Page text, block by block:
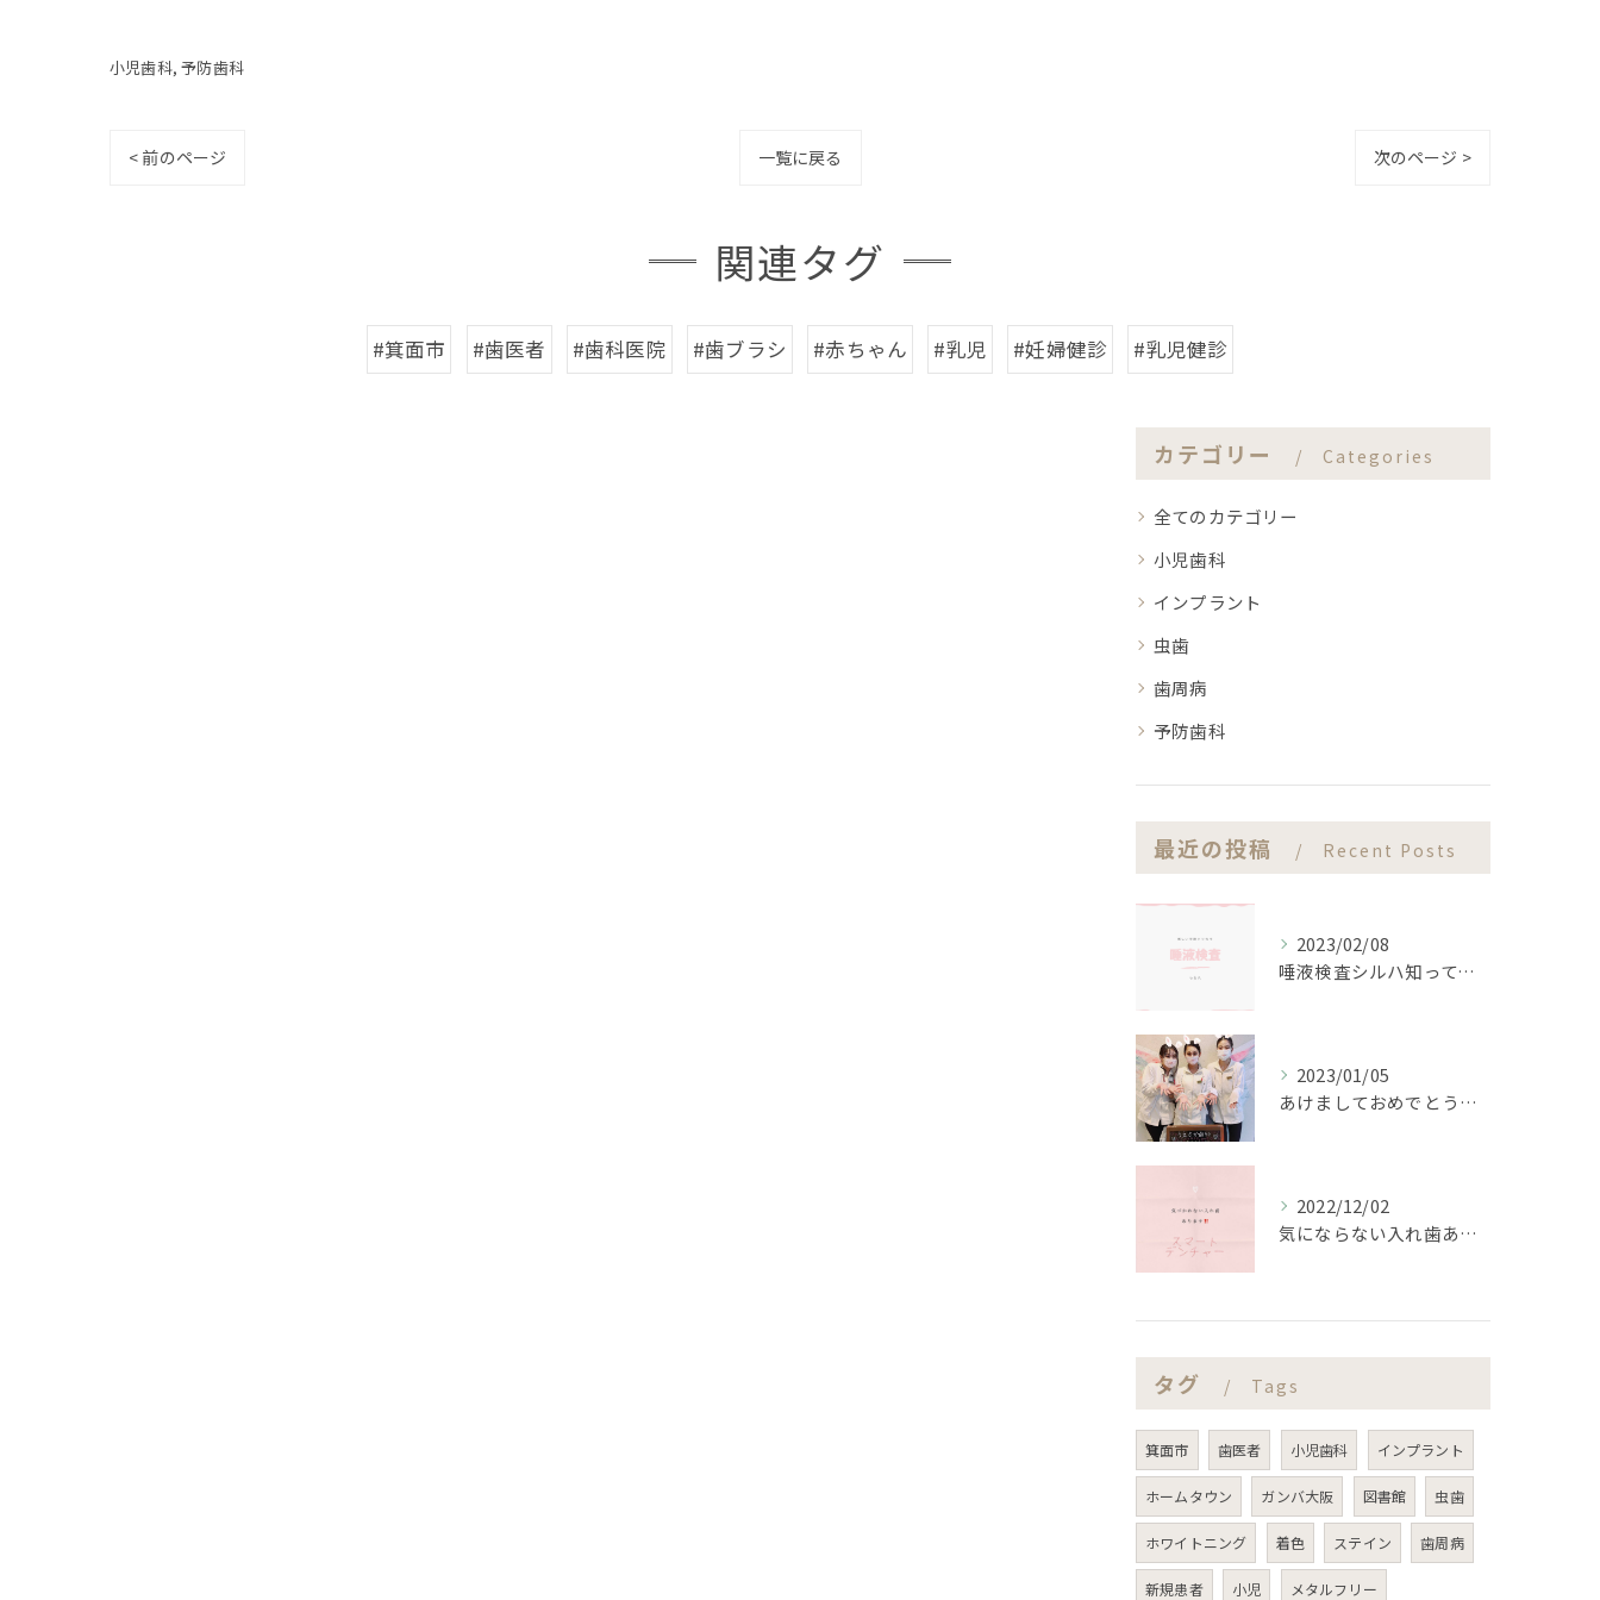
小児歯科 予防歯科
< 前のページ 一覧に戻る 次のページ >
関連タグ
#箕面市 #歯医者 #歯科医院 #歯ブラシ #赤ちゃん #乳児 #妊婦健診 #乳児健診
カテゴリー Categories
全てのカテゴリー
小児歯科
インプラント
虫歯
歯周病
予防歯科
最近の投稿 Recent Posts
2023/02/08
唾液検査シルハ知ってますか？？
2023/01/05
あけましておめでとうございます。
2022/12/02
気にならない入れ歯あります‼️
タグ Tags
箕面市 歯医者 小児歯科 インプラント
ホームタウン ガンバ大阪 図書館 虫歯
ホワイトニング 着色 ステイン 歯周病
新規患者 小児 メタルフリー